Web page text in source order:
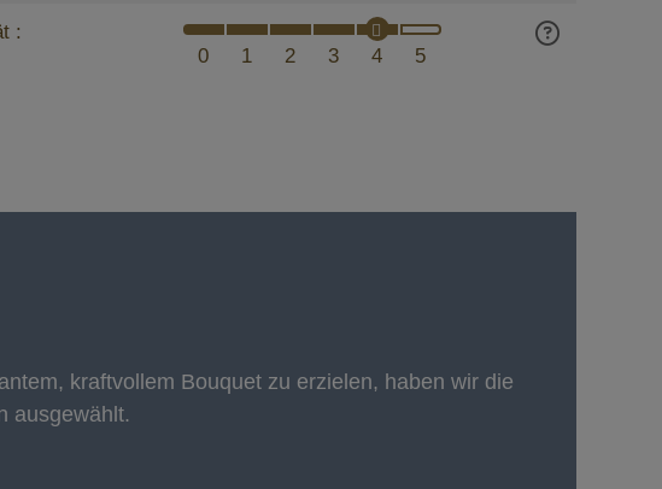
:
0
1 2 3 4 5
kraftvollem Bouquet zu erzielen, haben wir die
ausgewählt.